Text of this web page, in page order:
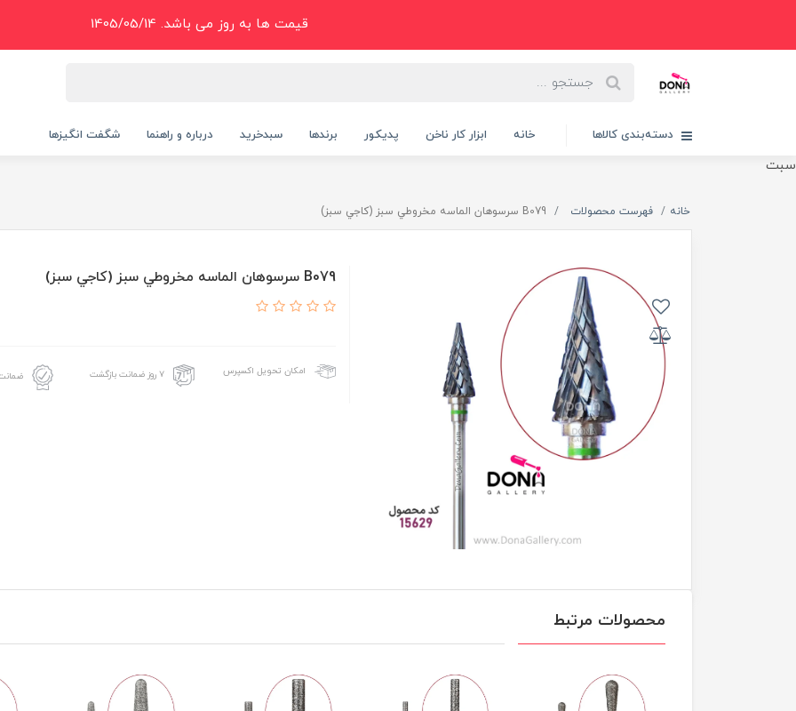
سبت
قیمت ها به روز می باشد. 1405/05/14
دسته‌بندی کالاها خانه ابزار کار ناخن پدیکور برندها سبدخرید درباره و راهنما شگفت انگیزها
خانه فهرست محصولات B079 سرسوهان الماسه مخروطي سبز (کاجي سبز)
B079 سرسوهان الماسه مخروطي سبز (کاجي سبز)
امکان تحویل اکسپرس ۷ روز ضمانت بازگشت
محصولات مرتبط